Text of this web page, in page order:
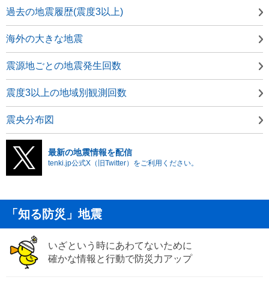
過去の地震履歴(震度3以上)
海外の大きな地震
震源地ごとの地震発生回数
震度3以上の地域別観測回数
震央分布図
最新の地震情報を配信
tenki.jp公式X（旧Twitter）をご利用ください。
「知る防災」地震
いざという時にあわてないために
確かな情報と行動で防災力アップ